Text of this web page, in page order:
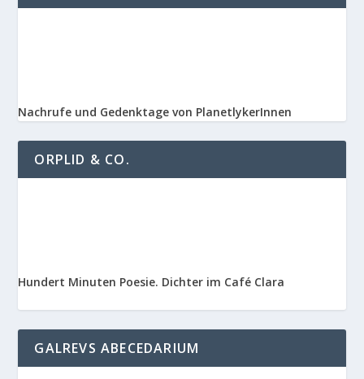
Nachrufe und Gedenktage von PlanetlykerInnen
ORPLID & CO.
Hundert Minuten Poesie. Dichter im Café Clara
GALREVS ABECEDARIUM